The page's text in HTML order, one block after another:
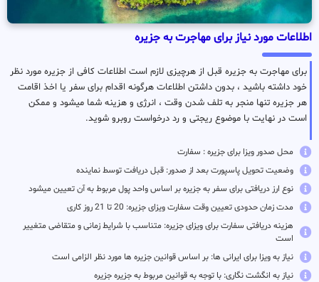
اطلاعات مورد نیاز برای مهاجرت به جزیره
برای مهاجرت به جزیره قبل از هرچیزی لازم است اطلاعات کافی از جزیره مورد نظر
خود داشته باشید ، بدون داشتن اطلاعات هرگونه اقدام برای سفر یا اخذ اقامت
هر جزیره تنها منجر به تلف شدن وقت ، انرژی و هزینه شما میشود و ممکن
است در نهایت با موضوع ریجتی و رد درخواست روبرو شوید.
محل صدور ویزا برای جزیره : سفارت
وضعیت تحویل پاسپورت بعد از صدور: قبل دریافت توسط نماینده
نوع ارز دریافتی برای سفر به جزیره بر اساس واحد پول مربوط به آن تعیین میشود
مدت زمان حدودی تعیین وقت سفارت ویزای جزیره: 20 تا 21 روز کاری
هزینه دریافتی سفارت برای ویزای جزیره: متناسب با شرایط زمانی و متقاضی متغییر
است
نیاز به ویزا برای ایرانی ها: بر اساس قوانین جزیره ها مورد نظر الزامی است
نیاز به انگشت نگاری: با توجه به قوانین مربوط به جزیره جزیره